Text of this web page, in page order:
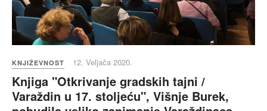
KNJIŽEVNOST 12. Veljača 2020.
Knjiga "Otkrivanje gradskih tajni /
Varaždin u 17. stoljeću", Višnje Burek,